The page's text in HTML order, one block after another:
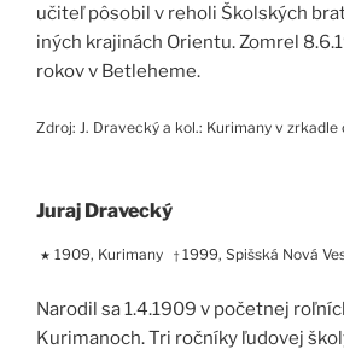
učiteľ pôsobil v reholi Školských
iných krajinách Orientu. Zomrel
rokov v Betleheme.
Zdroj: J. Dravecký a kol.: Kurimany v zrkadle
Juraj Dravecký
★ 1909, Kurimany †1999, Spišská Nová
Narodil sa 1.4.1909 v početnej
Kurimanoch. Tri ročníky ľudovej